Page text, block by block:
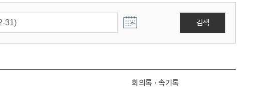
검색
회의록 · 속기록